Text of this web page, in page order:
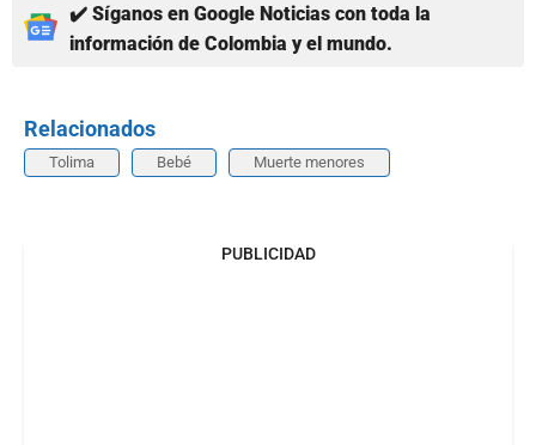
✔️ Síganos en Google Noticias con toda la
información de Colombia y el mundo.
Relacionados
Tolima Bebé Muerte menores
PUBLICIDAD